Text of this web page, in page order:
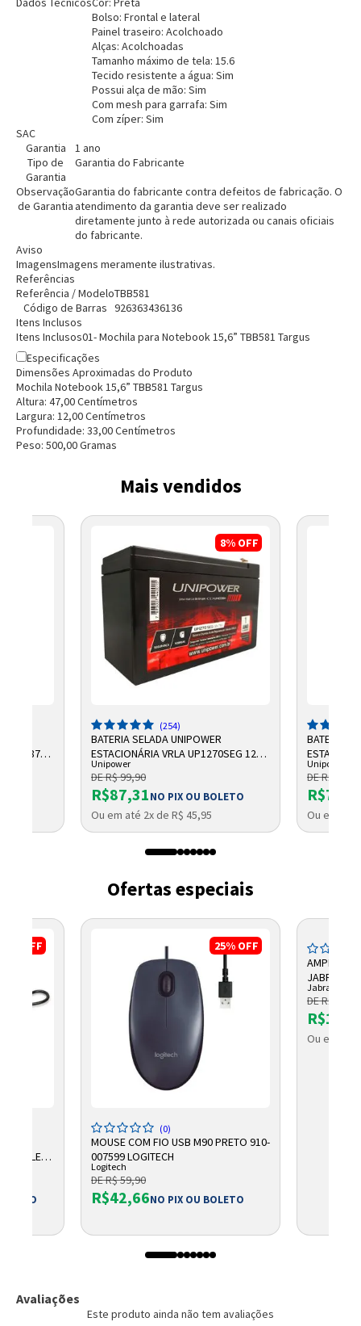
Entendi
Entendi
Entendi
Bolso: Frontal e lateral
Painel traseiro: Acolchoado
Alças: Acolchoadas
Tamanho máximo de tela: 15.6
Tecido resistente a água: Sim
Possui alça de mão: Sim
Com mesh para garrafa: Sim
Com zíper: Sim
SAC
Garantia
1 ano
Tipo de
Garantia
Garantia do Fabricante
Observação
de Garantia
Garantia do fabricante contra defeitos de fabricação. O
atendimento da garantia deve ser realizado
diretamente junto à rede autorizada ou canais oficiais
do fabricante.
Aviso
ImagensImagens meramente ilustrativas.
Referências
Referência / ModeloTBB581
Código de Barras 926363436136
Itens Inclusos
Itens Inclusos01- Mochila para Notebook 15,6” TBB581 Targus
Especificações
Dimensões Aproximadas do Produto
Mochila Notebook 15,6” TBB581 Targus
Altura: 47,00Centímetros
Largura: 12,00Centímetros
Profundidade: 33,00Centímetros
Peso: 500,00Gramas
Mais vendidos
AH F187
8% OFF
(254)
BATERIA SELADA UNIPOWER
ESTACIONÁRIA VRLA UP1270SEG 12V
7AH F187
Unipower
DE R$ 99,90
R$87,31NO PIX OU BOLETO
Ou em até 2x de R$ 45,95
BATERIA
UP1250
Unipower
DE R$
Ou em até
Ofertas especiais
OFF
NOBLE
25% OFF
(0)
MOUSE COM FIO USB M90 PRETO 910-
007599 LOGITECH
Logitech
DE R$ 59,90
R$42,66NO PIX OU BOLETO
JABRA
Jabra
DE R$
Ou em até
Avaliações
Este produto ainda não tem avaliações